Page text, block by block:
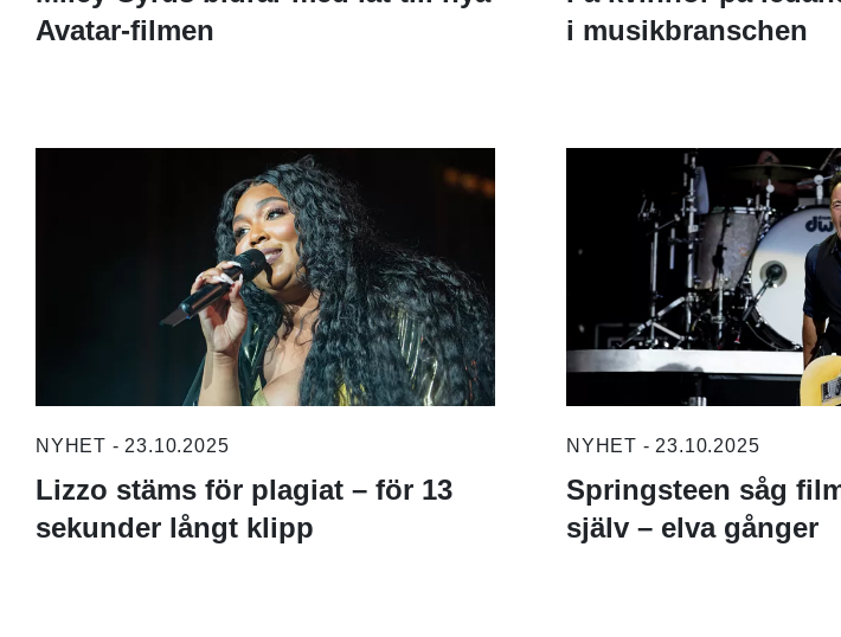
Avatar-filmen
i musikbranschen
NYHET - 23.10.2025
Lizzo stäms för plagiat – för 13
sekunder långt klipp
NYHET - 23.10.2025
Springsteen såg
själv – elva gånger